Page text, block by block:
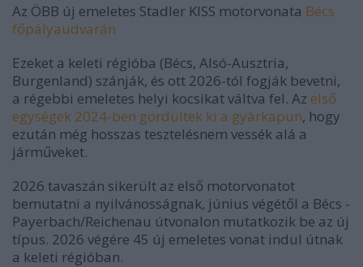
Az ÖBB új emeletes Stadler KISS motorvonata Bécs
főpályaudvarán
Ezeket a keleti régióba (Bécs, Alsó-Ausztria,
Burgenland) szánják, és ott 2026-tól fogják bevetni,
a régebbi emeletes helyi kocsikat váltva fel. Az első
egységek 2024-ben gördültek ki a gyárkapun, hogy
ezután még hosszas tesztelésnem vessék alá a
járműveket.
2026 tavaszán sikerült az első motorvonatot
bemutatni a nyilvánosságnak, június végétől a Bécs -
Payerbach/Reichenau útvonalon mutatkozik be az új
típus. 2026 végére 45 új emeletes vonat indul útnak
a keleti régióban.